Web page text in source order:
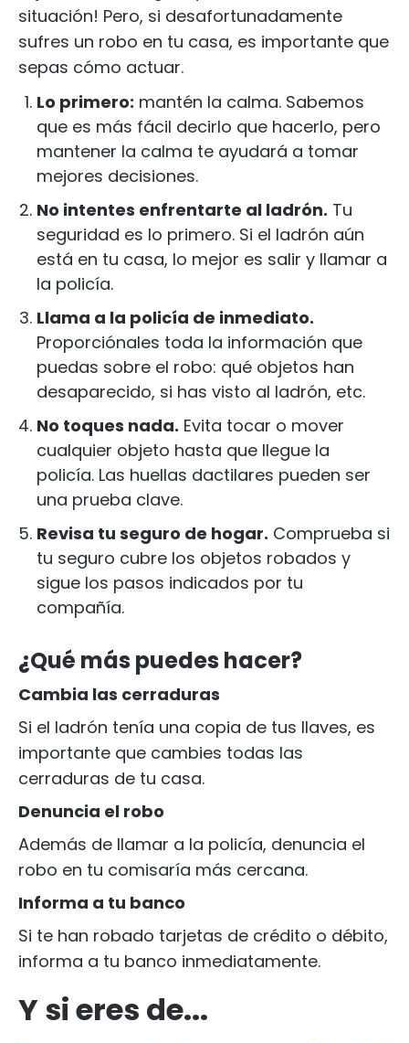
situación! Pero, si desafortunadamente
sufres un robo en tu casa, es importante que
sepas cómo actuar.
Lo primero: mantén la calma. Sabemos
que es más fácil decirlo que hacerlo, pero
mantener la calma te ayudará a tomar
mejores decisiones.
No intentes enfrentarte al ladrón. Tu
seguridad es lo primero. Si el ladrón aún
está en tu casa, lo mejor es salir y llamar a
la policía.
Llama a la policía de inmediato.
Proporciónales toda la información que
puedas sobre el robo: qué objetos han
desaparecido, si has visto al ladrón, etc.
No toques nada. Evita tocar o mover
cualquier objeto hasta que llegue la
policía. Las huellas dactilares pueden ser
una prueba clave.
Revisa tu seguro de hogar. Comprueba si
tu seguro cubre los objetos robados y
sigue los pasos indicados por tu
compañía.
¿Qué más puedes hacer?
Cambia las cerraduras
Si el ladrón tenía una copia de tus llaves, es
importante que cambies todas las
cerraduras de tu casa.
Denuncia el robo
Además de llamar a la policía, denuncia el
robo en tu comisaría más cercana.
Informa a tu banco
Si te han robado tarjetas de crédito o débito,
informa a tu banco inmediatamente.
Y si eres de...